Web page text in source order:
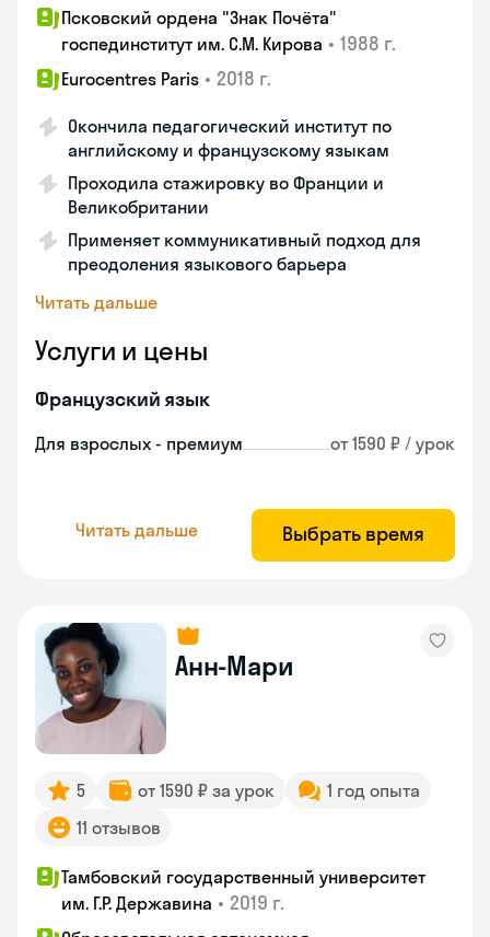
Псковский ордена "Знак Почёта"
госпединститут им. С.М. Кирова • 1988 г.
Eurocentres Paris • 2018 г.
Окончила педагогический институт по
английскому и французскому языкам
Проходила стажировку во Франции и
Великобритании
Применяет коммуникативный подход для
преодоления языкового барьера
Читать дальше
Услуги и цены
Французский язык
Для взрослых - премиум от 1590 ₽ / урок
Читать дальше Выбрать время
Анн-Мари
5 от 1590 ₽ за урок
1 год опыта
11 отзывов
Тамбовский государственный университет
им. Г.Р. Державина • 2019 г.